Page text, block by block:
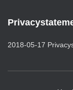
2018-05-17